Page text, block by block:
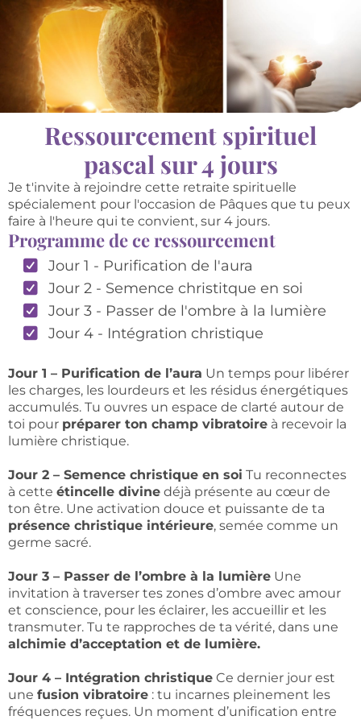
Ressourcement spirituel
pascal sur 4 jours
Je t'invite à rejoindre cette retraite spirituelle
spécialement pour l'occasion de Pâques que tu peux
faire à l'heure qui te convient, sur 4 jours.
Programme de ce ressourcement
Jour 1 - Purification de l'aura
Jour 2 - Semence christitque en soi
Jour 3 - Passer de l'ombre à la lumière
Jour 4 - Intégration christique
Jour 1 – Purification de l’aura Un temps pour libérer
les charges, les lourdeurs et les résidus énergétiques
accumulés. Tu ouvres un espace de clarté autour de
toi pour préparer ton champ vibratoire à recevoir la
lumière christique.
Jour 2 – Semence christique en soi Tu reconnectes
à cette étincelle divine déjà présente au cœur de
ton être. Une activation douce et puissante de ta
présence christique intérieure, semée comme un
germe sacré.
Jour 3 – Passer de l’ombre à la lumière Une
invitation à traverser tes zones d’ombre avec amour
et conscience, pour les éclairer, les accueillir et les
transmuter. Tu te rapproches de ta vérité, dans une
alchimie d’acceptation et de lumière.
Jour 4 – Intégration christique Ce dernier jour est
une fusion vibratoire : tu incarnes pleinement les
fréquences reçues. Un moment d’unification entre